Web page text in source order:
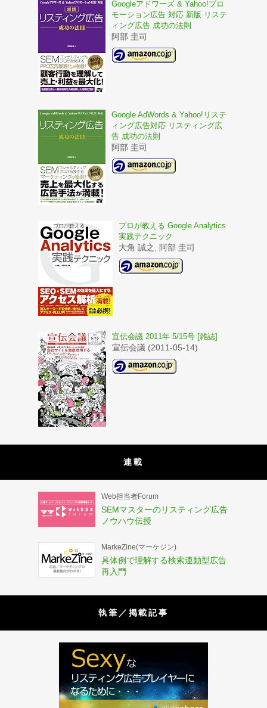
Googleアドワーズ & Yahoo!プロ
モーション広告 対応 新版 リステ
ィング広告 成功の法則
阿部 圭司
Google AdWords & Yahoo!リステ
ィング広告対応 リスティング広
告 成功の法則
阿部 圭司
プロが教える Google Analytics
実践テクニック
大角 誠之, 阿部 圭司
宣伝会議 2011年 5/15号 [雑誌]
宣伝会議 (2011-05-14)
連載
Web担当者Forum
SEMマスターのリスティング広告
ノウハウ伝授
MarkeZine(マーケジン)
具体例で理解する検索連動型広告
再入門
執筆／掲載記事